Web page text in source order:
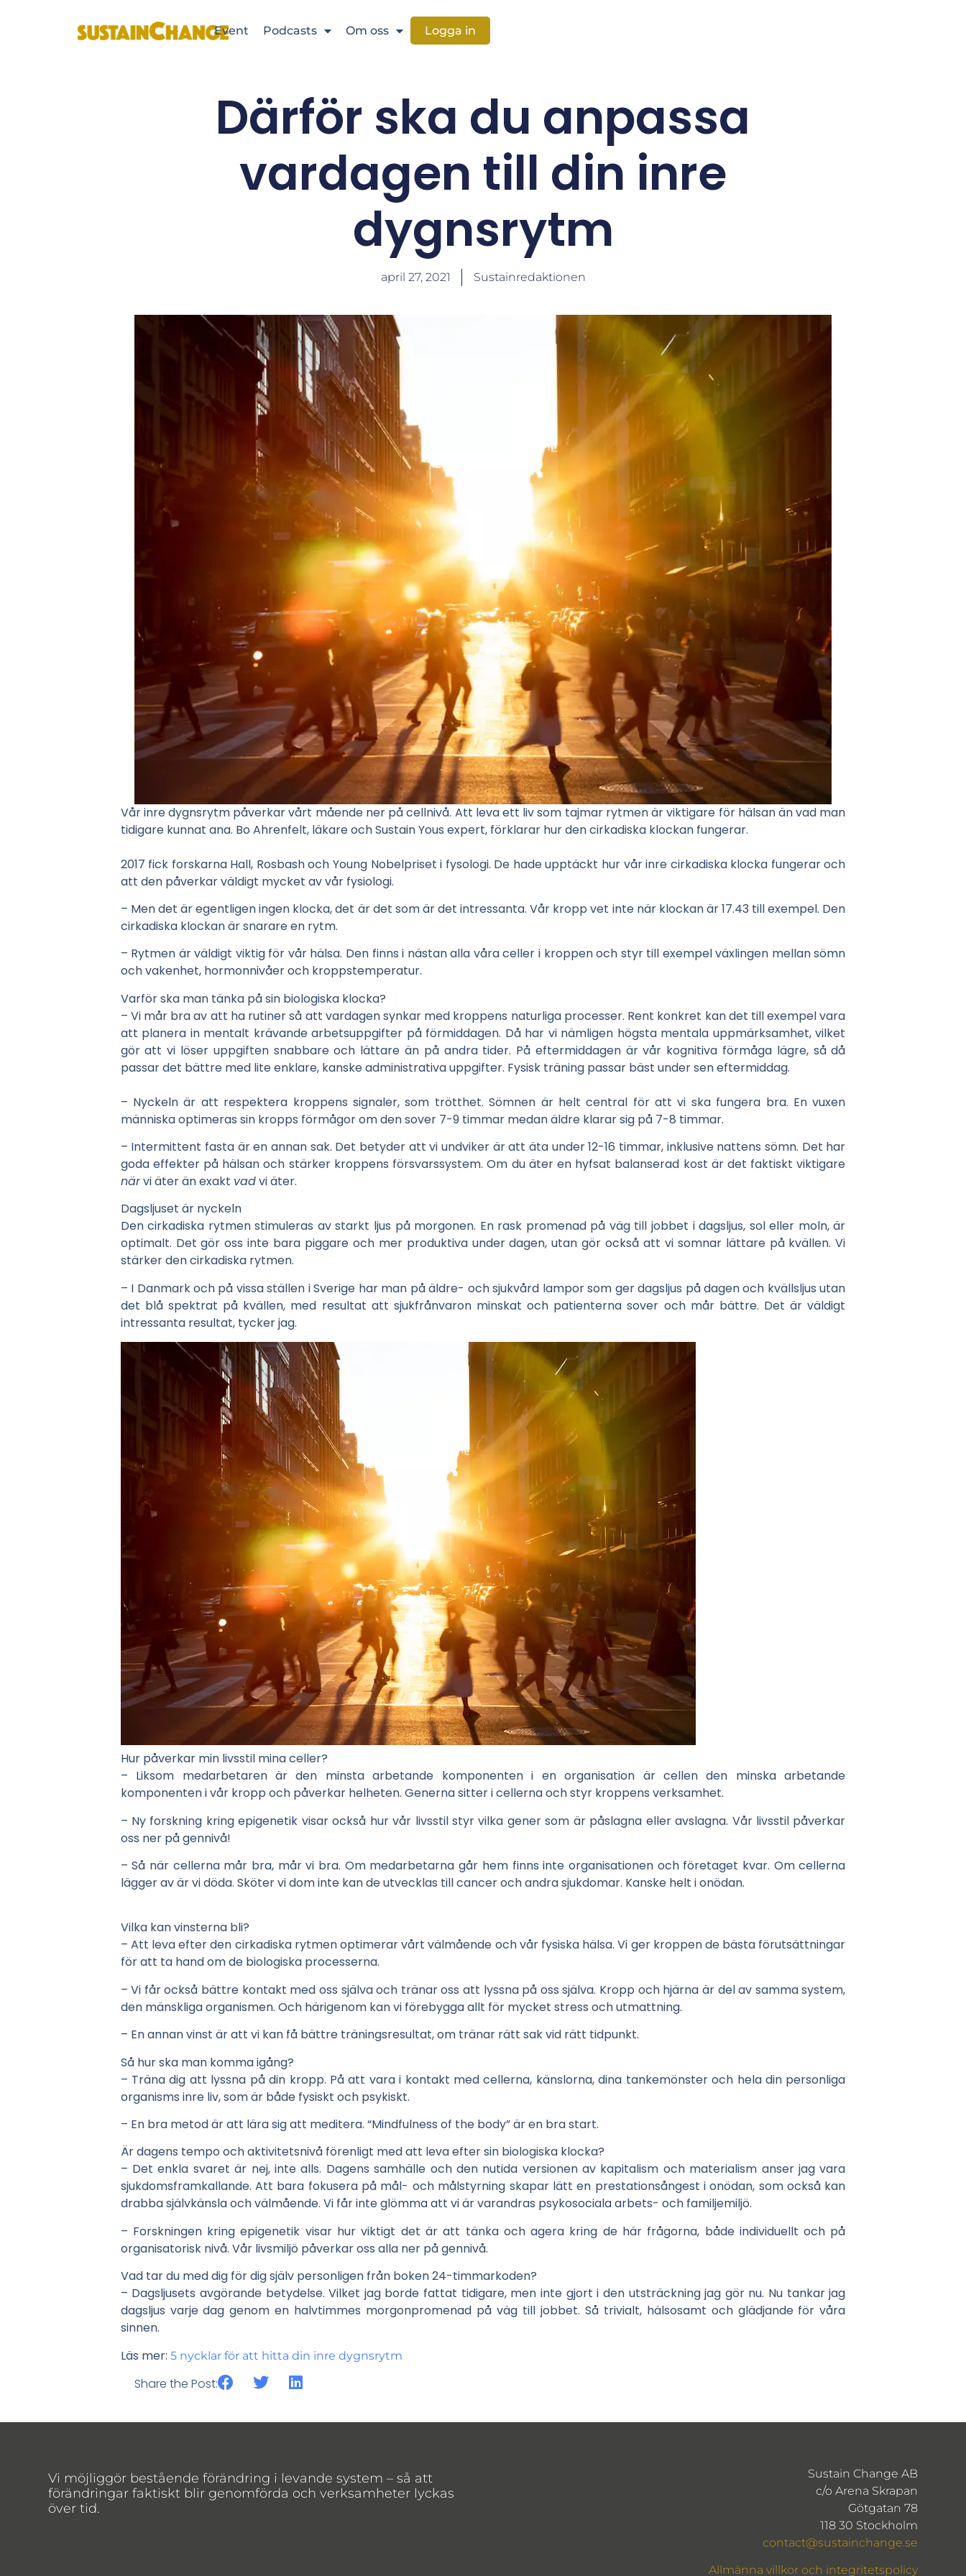
Event Podcasts Om oss Logga in
Därför ska du anpassa
vardagen till din inre
dygnsrytm
april 27, 2021 Sustainredaktionen
Vår inre dygnsrytm påverkar vårt mående ner på cellnivå. Att leva ett liv som tajmar rytmen är viktigare för hälsan än vad man
tidigare kunnat ana. Bo Ahrenfelt, läkare och Sustain Yous expert, förklarar hur den cirkadiska klockan fungerar.
2017 fick forskarna Hall, Rosbash och Young Nobelpriset i fysologi. De hadeupptäckt hur vår inre cirkadiska klocka fungerar och
att den påverkar väldigt mycket av vår fysiologi.
– Men det är egentligen ingen klocka, det är det som är det intressanta. Vår kropp vet inte när klockan är 17.43 till exempel. Den
cirkadiska klockan är snarare en rytm.
– Rytmen är väldigt viktig för vår hälsa. Den finns i nästan alla våra celler i kroppen och styr till exempel växlingen mellan sömn
och vakenhet, hormonnivåer och kroppstemperatur.
Varför ska man tänka på sin biologiska klocka?
– Vi mår bra av att ha rutiner så att vardagen synkar med kroppens naturliga processer. Rent konkret kan det till exempel vara
att planera in mentalt krävande arbetsuppgifter på förmiddagen. Då har vi nämligen högsta mentala uppmärksamhet, vilket
gör att vi löser uppgiften snabbare och lättare än på andra tider. På eftermiddagen är vår kognitiva förmåga lägre, så då
passar det bättre med lite enklare, kanske administrativa uppgifter. Fysisk träning passar bäst under sen eftermiddag.
– Nyckeln är att respektera kroppens signaler, som trötthet. Sömnen är helt central för att vi ska fungera bra. En vuxen
människa optimeras sin kropps förmågor om den sover 7-9 timmar medan äldre klarar sig på 7-8 timmar.
– Intermittent fasta är en annan sak. Det betyder att vi undviker är att äta under 12-16 timmar, inklusive nattens sömn. Det har
goda effekter på hälsan och stärker kroppens försvarssystem. Om du äter en hyfsat balanserad kost är det faktiskt viktigare
närvi äter än exakt vadvi äter.
Dagsljuset är nyckeln
Den cirkadiska rytmen stimuleras av starkt ljus på morgonen. En rask promenad på väg till jobbet i dagsljus, sol eller moln, är
optimalt. Det gör oss inte bara piggare och mer produktiva under dagen, utan gör också att vi somnar lättare på kvällen. Vi
stärker den cirkadiska rytmen.
– I Danmark och på vissa ställen i Sverige har man på äldre- och sjukvård lampor som ger dagsljus på dagen och kvällsljus utan
det blå spektrat på kvällen, med resultat att sjukfrånvaron minskat och patienterna sover och mår bättre. Det är väldigt
intressanta resultat, tycker jag.
Hur påverkar min livsstil mina celler?
– Liksom medarbetaren är den minsta arbetande komponenten i en organisation är cellen den minska arbetande
komponenten i vår kropp och påverkar helheten. Generna sitter i cellerna och styr kroppens verksamhet.
– Ny forskning kring epigenetik visar också hur vår livsstil styr vilka gener som är påslagna eller avslagna. Vår livsstil påverkar
oss ner på gennivå!
– Så när cellerna mår bra, mår vi bra. Om medarbetarna går hem finns inte organisationen och företaget kvar. Om cellerna
lägger av är vi döda. Sköter vi dom inte kan de utvecklas till cancer och andra sjukdomar. Kanske helt i onödan.
Vilka kan vinsterna bli?
– Att leva efter den cirkadiska rytmen optimerar vårt välmående och vår fysiska hälsa. Vi ger kroppen de bästa förutsättningar
för att ta hand om de biologiska processerna.
– Vi får också bättre kontakt med oss själva och tränar oss att lyssna på oss själva. Kropp och hjärna är del av samma system,
den mänskliga organismen. Och härigenom kan vi förebygga allt för mycket stress och utmattning.
– En annan vinst är att vi kan få bättre träningsresultat, om tränar rätt sak vid rätt tidpunkt.
Så hur ska man komma igång?
– Träna dig att lyssna på din kropp. På att vara i kontakt med cellerna, känslorna, dina tankemönster och hela din personliga
organisms inre liv, som är både fysiskt och psykiskt.
– En bra metod är att lära sig att meditera. “Mindfulness of the body” är en bra start.
Är dagens tempo och aktivitetsnivå förenligt med att leva efter sin biologiska klocka?
– Det enkla svaret är nej, inte alls. Dagens samhälle och den nutida versionen av kapitalism och materialism anser jag vara
sjukdomsframkallande. Att bara fokusera på mål- och målstyrning skapar lätt en prestationsångest i onödan, som också kan
drabba självkänsla och välmående. Vi får inte glömma att vi är varandras psykosociala arbets- och familjemiljö.
– Forskningen kring epigenetik visar hur viktigt det är att tänka och agera kring de här frågorna, både individuellt och på
organisatorisk nivå. Vår livsmiljö påverkar oss alla ner på gennivå.
Vad tar du med dig för dig själv personligen från boken 24-timmarkoden?
– Dagsljusets avgörande betydelse. Vilket jag borde fattat tidigare, men inte gjort i den utsträckning jag gör nu. Nu tankar jag
dagsljus varje dag genom en halvtimmes morgonpromenad på väg till jobbet. Så trivialt, hälsosamt och glädjande för våra
sinnen.
Läs mer: 5 nycklar för att hitta din inre dygnsrytm
Share the Post:
Vi möjliggör bestående förändring i levande system – så att
förändringar faktiskt blir genomförda och verksamheter lyckas
över tid.
Sustain Change AB
c/o Arena Skrapan
Götgatan 78
118 30 Stockholm
contact@sustainchange.se
Allmänna villkor och integritetspolicy